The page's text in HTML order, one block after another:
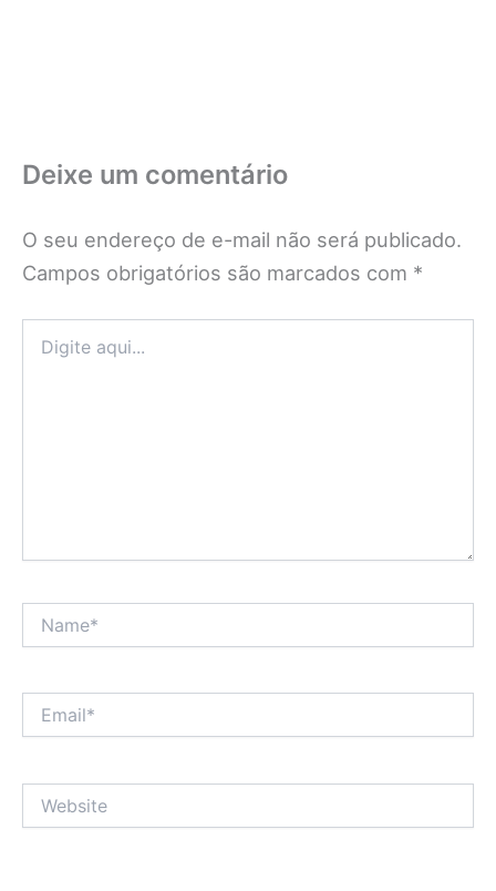
Deixe um comentário
O seu endereço de e-mail não será publicado.
Campos obrigatórios são marcados com *
aqui...